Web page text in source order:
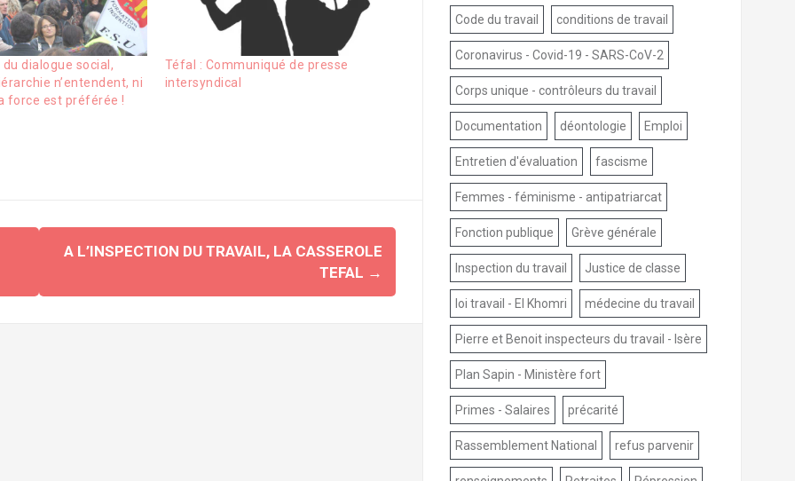
dialogue social,
n’entendent, ni
force est préférée !
Téfal : Communiqué de presse
intersyndical
A L’INSPECTION DU TRAVAIL, LA CASSEROLE
TEFAL →
Code du travail conditions de travail
Coronavirus - Covid-19 - SARS-CoV-2
Corps unique - contrôleurs du travail
Documentation déontologie Emploi
Entretien d'évaluation fascisme
Femmes - féminisme - antipatriarcat
Fonction publique Grève générale
Inspection du travail Justice de classe
loi travail - El Khomri médecine du travail
Pierre et Benoit inspecteurs du travail - Isère
Plan Sapin - Ministère fort
Primes - Salaires précarité
Rassemblement National refus parvenir